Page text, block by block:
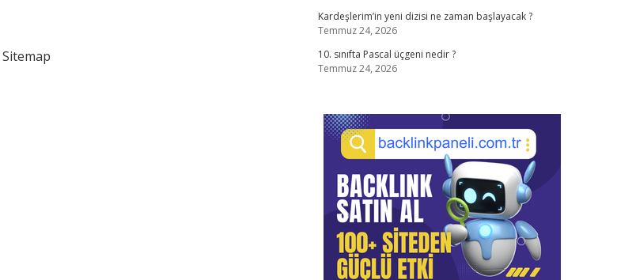
Sitemap
Kardeşlerim’in yeni dizisi ne zaman başlayacak ?
Temmuz 24, 2026
10. sınıfta Pascal üçgeni nedir ?
Temmuz 24, 2026